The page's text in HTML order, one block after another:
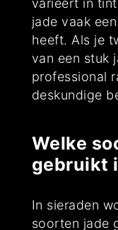
varieert in
jade vaak
heeft. Als je
van een stuk
professional
deskundige
Welke
gebruikt
In sieraden
soorten jade